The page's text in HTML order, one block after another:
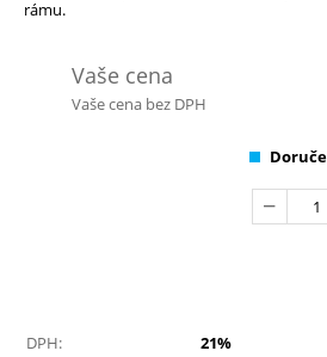
rámu.
Vaše cena
Vaše cena bez DPH
DPH:
21%